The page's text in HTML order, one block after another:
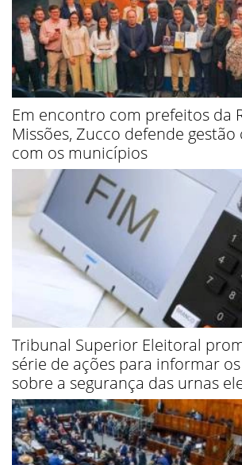
Em encontro com prefeitos da
Missões, Zucco defende
com os municípios
Tribunal Superior Eleitoral
série de ações para informar
sobre a segurança das urnas